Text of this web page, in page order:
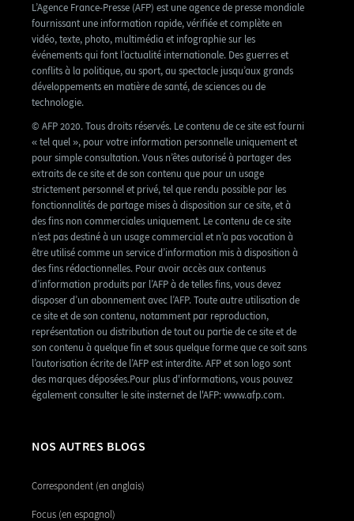
L’Agence France-Presse (AFP) est une agence de presse mondiale
fournissant une information rapide, vérifiée et complète en
vidéo, texte, photo, multimédia et infographie sur les
événements qui font l’actualité internationale. Des guerres et
conflits à la politique, au sport, au spectacle jusqu’aux grands
développements en matière de santé, de sciences ou de
technologie.
© AFP 2020. Tous droits réservés. Le contenu de ce site est fourni
« tel quel », pour votre information personnelle uniquement et
pour simple consultation. Vous n’êtes autorisé à partager des
extraits de ce site et de son contenu que pour un usage
strictement personnel et privé, tel que rendu possible par les
fonctionnalités de partage mises à disposition sur ce site, et à
des fins non commerciales uniquement. Le contenu de ce site
n’est pas destiné à un usage commercial et n’a pas vocation à
être utilisé comme un service d’information mis à disposition à
des fins rédactionnelles. Pour avoir accès aux contenus
d’information produits par l’AFP à de telles fins, vous devez
disposer d’un abonnement avec l’AFP. Toute autre utilisation de
ce site et de son contenu, notamment par reproduction,
représentation ou distribution de tout ou partie de ce site et de
son contenu à quelque fin et sous quelque forme que ce soit sans
l’autorisation écrite de l’AFP est interdite. AFP et son logo sont
des marques déposées.Pour plus d'informations, vous pouvez
également consulter le site insternet de l'AFP: www.afp.com.
NOS AUTRES BLOGS
Correspondent (en anglais)
Focus (en espagnol)